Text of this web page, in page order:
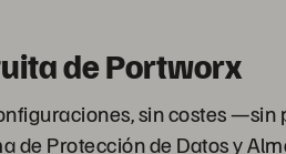
de Portworx
sin costes
de Protección de Datos y